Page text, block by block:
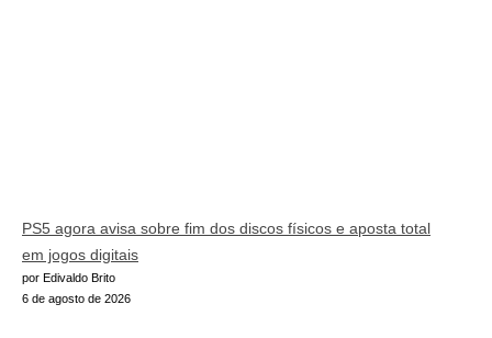
PS5 agora avisa sobre fim dos discos físicos e aposta total
em jogos digitais
por Edivaldo Brito
6 de agosto de 2026